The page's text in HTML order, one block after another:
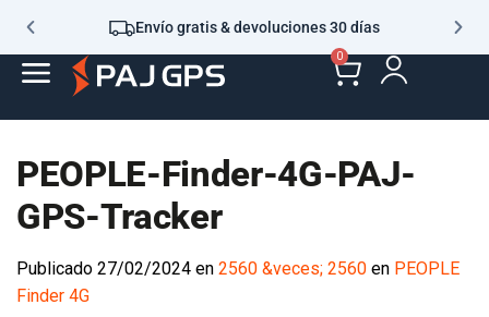
Envío gratis & devoluciones 30 días
0
PEOPLE-Finder-4G-PAJ-
GPS-Tracker
Publicado 27/02/2024 en 2560 &veces; 2560 en PEOPLE
Finder 4G